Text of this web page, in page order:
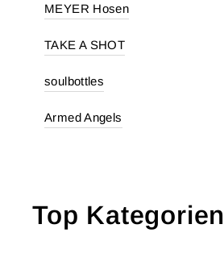
MEYER Hosen
TAKE A SHOT
soulbottles
Armed Angels
Top Kategorien